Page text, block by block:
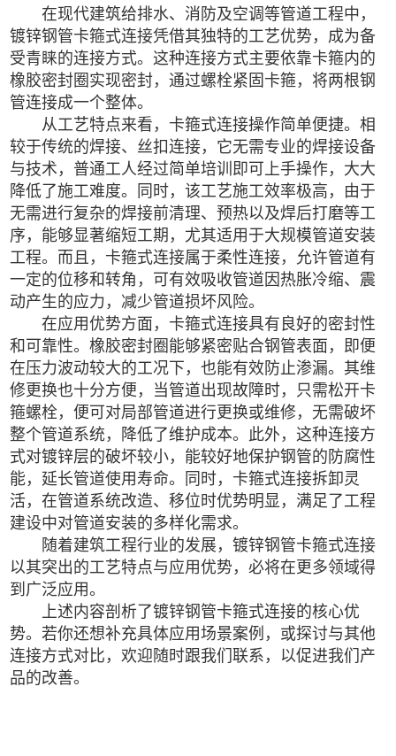
在现代建筑给排水、消防及空调等管道工程中，
镀锌钢管卡箍式连接凭借其独特的工艺优势，成为备
受青睐的连接方式。这种连接方式主要依靠卡箍内的
橡胶密封圈实现密封，通过螺栓紧固卡箍，将两根钢
管连接成一个整体。
从工艺特点来看，卡箍式连接操作简单便捷。相
较于传统的焊接、丝扣连接，它无需专业的焊接设备
与技术，普通工人经过简单培训即可上手操作，大大
降低了施工难度。同时，该工艺施工效率极高，由于
无需进行复杂的焊接前清理、预热以及焊后打磨等工
序，能够显著缩短工期，尤其适用于大规模管道安装
工程。而且，卡箍式连接属于柔性连接，允许管道有
一定的位移和转角，可有效吸收管道因热胀冷缩、震
动产生的应力，减少管道损坏风险。
在应用优势方面，卡箍式连接具有良好的密封性
和可靠性。橡胶密封圈能够紧密贴合钢管表面，即便
在压力波动较大的工况下，也能有效防止渗漏。其维
修更换也十分方便，当管道出现故障时，只需松开卡
箍螺栓，便可对局部管道进行更换或维修，无需破坏
整个管道系统，降低了维护成本。此外，这种连接方
式对镀锌层的破坏较小，能较好地保护钢管的防腐性
能，延长管道使用寿命。同时，卡箍式连接拆卸灵
活，在管道系统改造、移位时优势明显，满足了工程
建设中对管道安装的多样化需求。
随着建筑工程行业的发展，镀锌钢管卡箍式连接
以其突出的工艺特点与应用优势，必将在更多领域得
到广泛应用。
上述内容剖析了镀锌钢管卡箍式连接的核心优
势。若你还想补充具体应用场景案例，或探讨与其他
连接方式对比，欢迎随时跟我们联系，以促进我们产
品的改善。